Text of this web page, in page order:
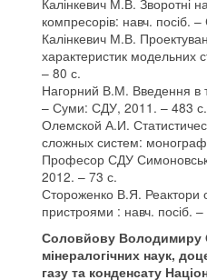
Калінкевич М.В. Зворотні
компресорів: навч.
Калінкевич М.В.
характеристик модельних
– 80 с.
Нагорний В.М. Введення в
– Суми: СДУ, 2011. – 483 с.
Олемской А.И.
сложных систем:
Професор СДУ
2012. – 73 с.
Стороженко В.Я. Реактори
пристроями : навч. посіб.
Соловйову Володимиру
мінералогічних наук,
газу та конденсату